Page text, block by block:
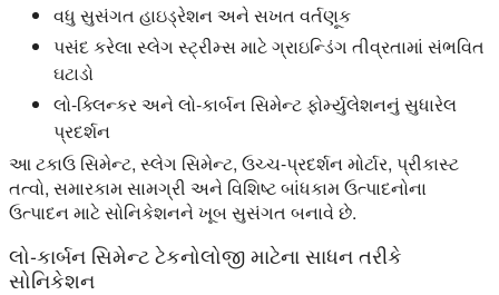
વધુ સુસંગત હાઇડ્રેશન અને સખત વર્તણૂક
પસંદ કરેલા સ્લેગ સ્ટ્રીમ્સ માટે ગ્રાઇન્ડિંગ તીવ્રતામાં સંભવિત
ઘટાડો
લો-ક્લિન્કર અને લો-કાર્બન સિમેન્ટ ફોર્મ્યુલેશનનું સુધારેલ
પ્રદર્શન
આ ટકાઉ સિમેન્ટ, સ્લેગ સિમેન્ટ, ઉચ્ચ-પ્રદર્શન મોર્ટાર, પ્રીકાસ્ટ
તત્વો, સમારકામ સામગ્રી અને વિશિષ્ટ બાંધકામ ઉત્પાદનોના
ઉત્પાદન માટે સોનિકેશનને ખૂબ સુસંગત બનાવે છે.
લો-કાર્બન સિમેન્ટ ટેકનોલોજી માટેના સાધન તરીકે
સોનિકેશન